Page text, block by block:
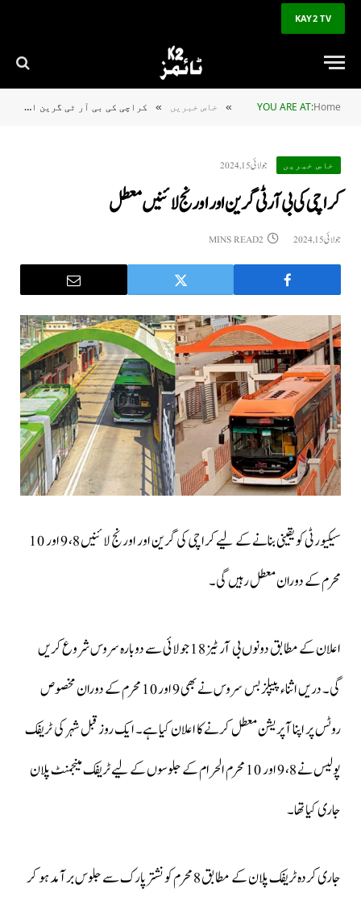
KAY2 TV
YOU ARE AT:Home
» خاص خبریں » کراچی کی بی آر ٹی گرین اور اورنج لائنیں معطل
خاص خبریں جولائی 15, 2024
کراچی کی بی آر ٹی گرین اور اورنج لائنیں معطل
جولائی 15, 2024 2 MINS READ
سیکیورٹی کو یقینی بنانے کے لیے کراچی کی گرین اور اورنج لائنیں 8، 9 اور 10
محرم کے دوران معطل رہیں گی۔
اعلان کے مطابق دونوں بی آر ٹیز 18 جولائی سے دوبارہ سروس شروع کریں
گی۔ دریں اثناء پیپلز بس سروس نے بھی 9 اور 10 محرم کے دوران مخصوص
روٹس پر اپنا آپریشن معطل کرنے کا اعلان کیا ہے۔ ایک روز قبل شہر کی ٹریفک
پولیس نے 8، 9 اور 10 محرم الحرام کے جلوسوں کے لیے ٹریفک مینجمنٹ پلان
جاری کیا تھا۔
جاری کردہ ٹریفک پلان کے مطابق 8 محرم کو نشتر پارک سے جلوس برآمد ہو کر